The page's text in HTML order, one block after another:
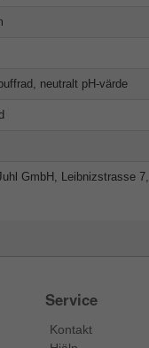
neutralt pH-värde
GmbH, Leibnizstrasse
Service
Kontakt